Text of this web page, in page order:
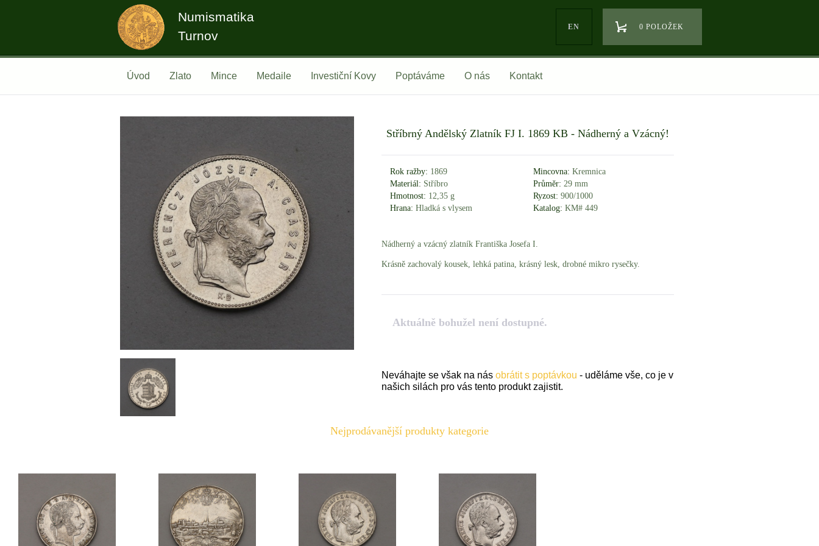
Numismatika
Turnov
EN 0 POLOŽEK
Úvod Zlato Mince Medaile Investiční Kovy Poptáváme O nás Kontakt
Stříbrný Andělský Zlatník FJ I. 1869 KB - Nádherný a Vzácný!
Rok ražby: 1869 Mincovna: Kremnica
Materiál: Stříbro Průměr: 29 mm
Hmotnost: 12,35 g Ryzost: 900/1000
Hrana: Hladká s vlysem Katalog: KM# 449
Nádherný a vzácný zlatník Františka Josefa I.
Krásně zachovalý kousek, lehká patina, krásný lesk, drobné mikro rysečky.
Aktuálně bohužel není dostupné.
Neváhajte se však na nás obrátit s poptávkou - uděláme vše, co je v
našich silách pro vás tento produkt zajistit.
Nejprodávanější produkty kategorie